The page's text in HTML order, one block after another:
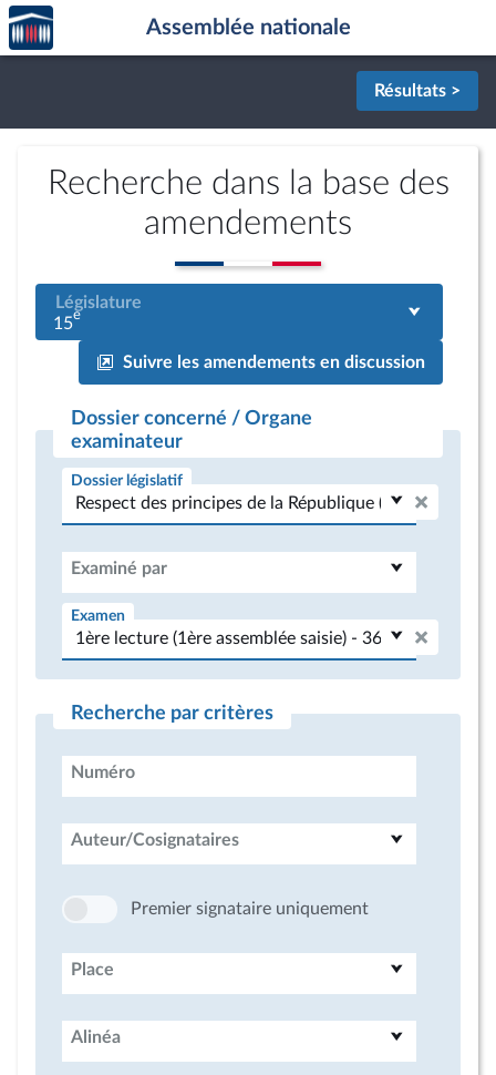
Aller au contenu
Aller en bas de la page
Accèder
à la
page
Assemblée nationale
Résultats >
Recherche dans la base des
amendements
Législature
15e
Suivre les amendements en discussion
Dossier concerné / Organe
examinateur
Dossier législatif
Examiné par
Examen
Recherche par critères
Numéro
Auteur/Cosignataires
Premier signataire uniquement
Place
Alinéa